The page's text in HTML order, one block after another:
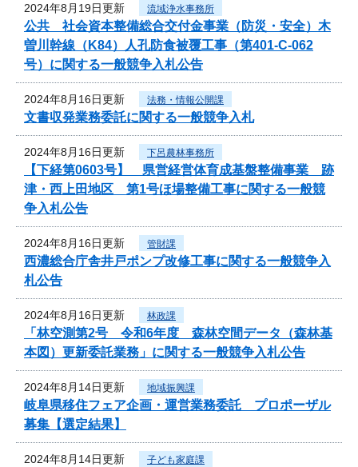
2024年8月19日更新 流域浄水事務所
公共 社会資本整備総合交付金事業（防災・安全）木
曽川幹線（K84）人孔防食被覆工事（第401-C-062
号）に関する一般競争入札公告
2024年8月16日更新 法務・情報公開課
文書収発業務委託に関する一般競争入札
2024年8月16日更新 下呂農林事務所
【下経第0603号】 県営経営体育成基盤整備事業 跡
津・西上田地区 第1号ほ場整備工事に関する一般競
争入札公告
2024年8月16日更新 管財課
西濃総合庁舎井戸ポンプ改修工事に関する一般競争入
札公告
2024年8月16日更新 林政課
「林空測第2号 令和6年度 森林空間データ（森林基
本図）更新委託業務」に関する一般競争入札公告
2024年8月14日更新 地域振興課
岐阜県移住フェア企画・運営業務委託 プロポーザル
募集【選定結果】
2024年8月14日更新 子ども家庭課